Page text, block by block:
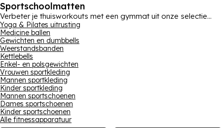
Sportschoolmatten
Verbeter je thuisworkouts met een gymmat uit onze selectie
van oefen-, gym- en yogamatten, allemaal van geweldige
trainingsmerken zoals Everlast en USA Pro. We hebben
makkelijk mee te nemen opties met handvatten op voorraad,
evenals zowel schuim- als rubberen gymmatten in verschillende
kleuren en ontwerpen, perfect voor vloeroefeningen of
stretchen na een lange sessie op de loopband. Een essentieel
item voor je thuisgym of sporttas, voer workouts en stretches
uit in comfort.
Yoga & Pilates uitrusting
Medicine ballen
Gewichten en dumbbells
Weerstandsbanden
Kettlebells
Enkel- en polsgewichten
Vrouwen sportkleding
Mannen sportkleding
Kinder sportkleding
Mannen sportschoenen
Dames sportschoenen
Kinder sportschoenen
Alle fitnessapparatuur